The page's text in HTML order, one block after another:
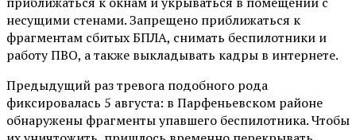
несущими стенами. Запрещено приближаться к
фрагментам сбитых БПЛА, снимать беспилотники и
работу ПВО, а также выкладывать кадры в интернете.
Предыдущий раз тревога подобного рода
фиксировалась 5 августа: в Парфеньевском районе
обнаружены фрагменты упавшего беспилотника. Чтобы